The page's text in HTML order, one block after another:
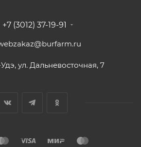
+7 (3012) 37-19-91
Удэ, ул. Дальневосточная, 7